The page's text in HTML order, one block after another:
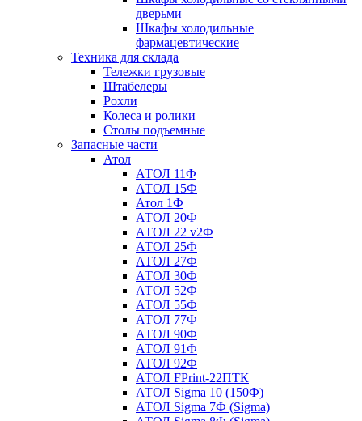
дверьми
Шкафы холодильные
фармацевтические
Техника для склада
Тележки грузовые
Штабелеры
Рохли
Колеса и ролики
Столы подъемные
Запасные части
Атол
АТОЛ 11Ф
АТОЛ 15Ф
Атол 1Ф
АТОЛ 20Ф
АТОЛ 22 v2Ф
АТОЛ 25Ф
АТОЛ 27Ф
АТОЛ 30Ф
АТОЛ 52Ф
АТОЛ 55Ф
АТОЛ 77Ф
АТОЛ 90Ф
АТОЛ 91Ф
АТОЛ 92Ф
АТОЛ FPrint-22ПТК
АТОЛ Sigma 10 (150Ф)
АТОЛ Sigma 7Ф (Sigma)